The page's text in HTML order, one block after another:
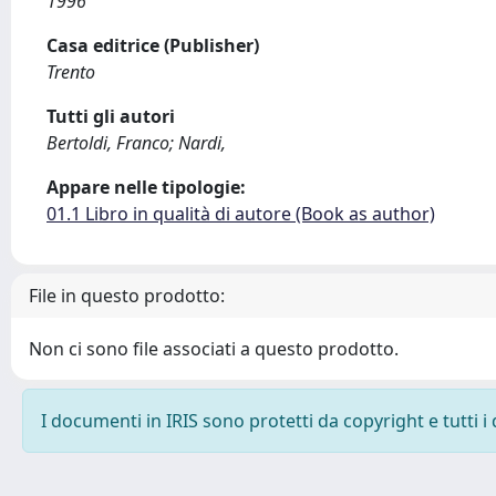
Casa editrice (Publisher)
Trento
Tutti gli autori
Bertoldi, Franco; Nardi,
Appare nelle tipologie:
01.1 Libro in qualità di autore (Book as author)
File in questo prodotto:
Non ci sono file associati a questo prodotto.
I documenti in IRIS sono protetti da copyright e tutti